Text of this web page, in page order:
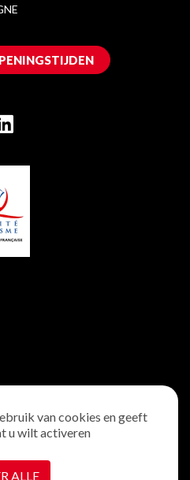
van cookies en geeft
u wilt activeren
ALLE